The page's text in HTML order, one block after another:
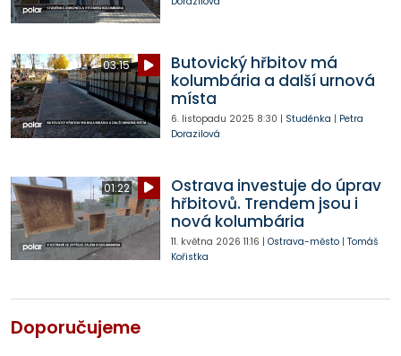
03:15
Butovický hřbitov má
kolumbária a další urnová
místa
6. listopadu 2025 8:30 | Studénka | Petra
Dorazilová
01:22
Ostrava investuje do úprav
hřbitovů. Trendem jsou i
nová kolumbária
11. května 2026 11:16 | Ostrava-město| Tomáš
Kořistka
Doporučujeme